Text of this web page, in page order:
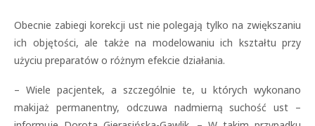
Obecnie zabiegi korekcji ust nie polegają tylko na zwiększaniu
ich objętości, ale także na modelowaniu ich kształtu przy
użyciu preparatów o różnym efekcie działania.
– Wiele pacjentek, a szczególnie te, u których wykonano
makijaż permanentny, odczuwa nadmierną suchość ust –